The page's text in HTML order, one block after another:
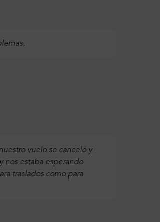
vuelo se canceló y
nos estaba esperando
traslados como para